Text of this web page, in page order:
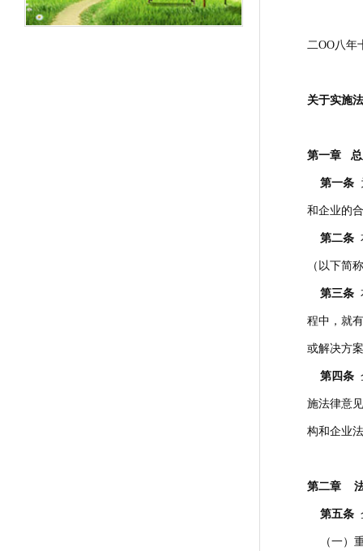
二ΟΟ八年
关于实施
第一章 总
第一条
和企业的
第二条
（以下简
第三条
程中，就
或解决方
第四条
施法律意
构和企业
第二章
第五条
（一）